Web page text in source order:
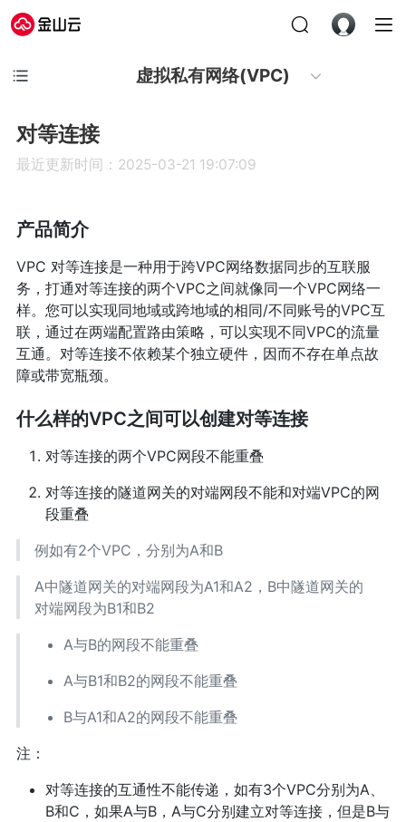
虚拟私有网络(VPC)
对等连接
最近更新时间：2025-03-21 19:07:09
产品简介
VPC 对等连接是一种用于跨VPC网络数据同步的互联服
务，打通对等连接的两个VPC之间就像同一个VPC网络一
样。您可以实现同地域或跨地域的相同/不同账号的VPC互
联，通过在两端配置路由策略，可以实现不同VPC的流量
互通。对等连接不依赖某个独立硬件，因而不存在单点故
障或带宽瓶颈。
什么样的VPC之间可以创建对等连接
对等连接的两个VPC网段不能重叠
对等连接的隧道网关的对端网段不能和对端VPC的网
段重叠
例如有2个VPC，分别为A和B
A中隧道网关的对端网段为A1和A2，B中隧道网关的
对端网段为B1和B2
A与B的网段不能重叠
A与B1和B2的网段不能重叠
B与A1和A2的网段不能重叠
注：
对等连接的互通性不能传递，如有3个VPC分别为A、
B和C，如果A与B，A与C分别建立对等连接，但是B与